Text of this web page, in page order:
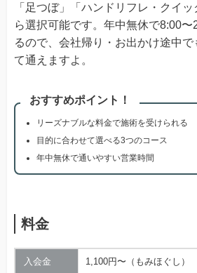
「足つぼ」「ハンドリフレ・クイ
ら選択可能です。年中無休で8:00
るので、会社帰り・お出かけ途中
て通えますよ。
おすすめポイント！
リーズナブルな料金で施術を受けられる
目的に合わせて選べる3つのコース
年中無休で通いやすい営業時間
料金
入会金 1,100円〜（もみほぐし）